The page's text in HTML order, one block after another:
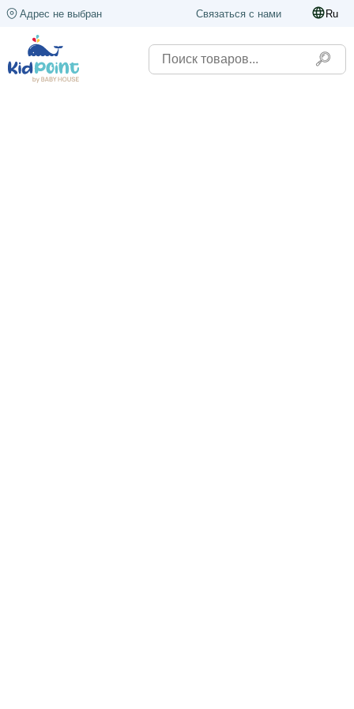
Адрес не выбран Связаться с нами Ru